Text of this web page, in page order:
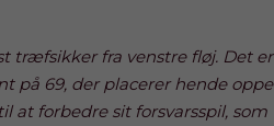
træfsikker fra venstre fløj. Det er
på 69, der placerer hende oppe
at forbedre sit forsvarsspil, som